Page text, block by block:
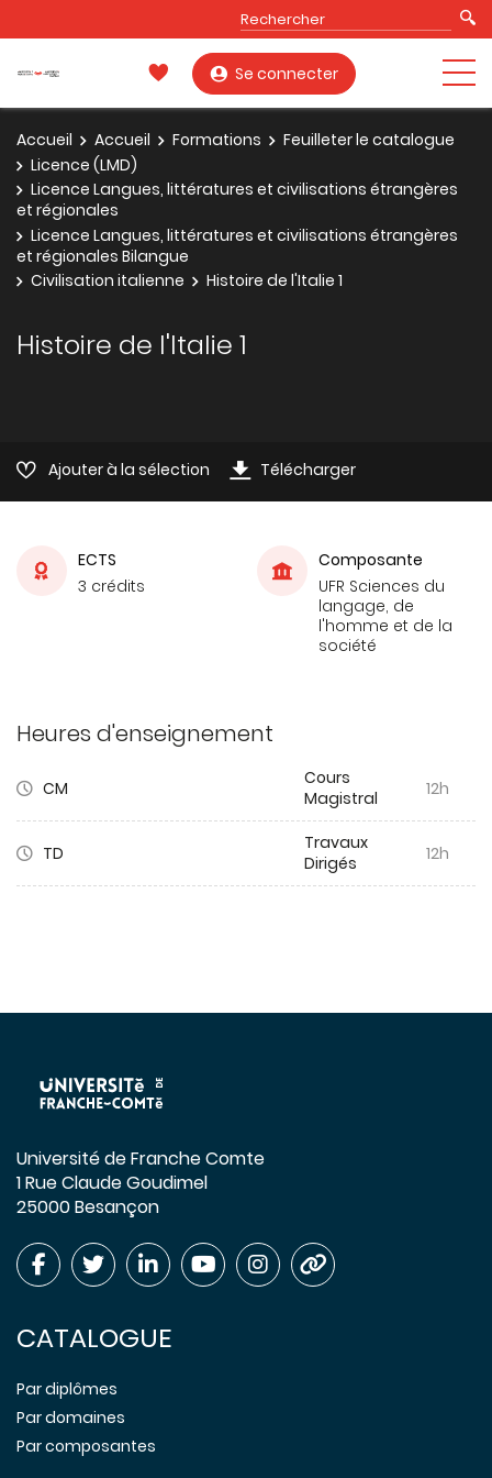
Se connecter
Accueil Accueil Formations
Feuilleter le catalogue
Licence (LMD)
Licence Langues, littératures et civilisations étrangères
et régionales
Licence Langues, littératures et civilisations étrangères
et régionales Bilangue
Civilisation italienne
Histoire de l'Italie 1
Histoire de l'Italie 1
Ajouter à la sélection Télécharger
ECTS
3 crédits
Composante
UFR Sciences du
langage, de
l'homme et de la
société
Heures d'enseignement
CM
Cours
Magistral
12h
TD
Travaux
Dirigés
12h
Université de Franche Comte
1 Rue Claude Goudimel
25000 Besançon
CATALOGUE
Par diplômes
Par domaines
Par composantes